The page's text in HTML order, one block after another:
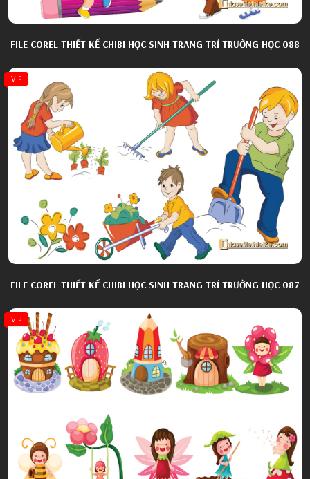
FILE COREL THIẾT KẾ CHIBI HỌC SINH TRANG TRÍ TRƯỜNG HỌC 088
VIP
FILE COREL THIẾT KẾ CHIBI HỌC SINH TRANG TRÍ TRƯỜNG HỌC 087
VIP